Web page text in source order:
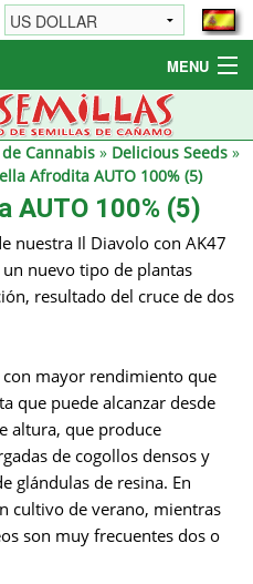
MENU
Cannabis » Delicious Seeds »
Afrodita AUTO 100% (5)
AUTO 100% (5)
nuestra Il Diavolo con AK47
nuevo tipo de plantas
resultado del cruce de dos
con mayor rendimiento que
que puede alcanzar desde
altura, que produce
de cogollos densos y
glándulas de resina. En
cultivo de verano, mientras
son muy frecuentes dos o